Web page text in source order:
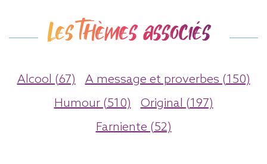
Les thèmes associés
Alcool (67)
A message et proverbes (150)
Humour (510)
Original (197)
Farniente (52)